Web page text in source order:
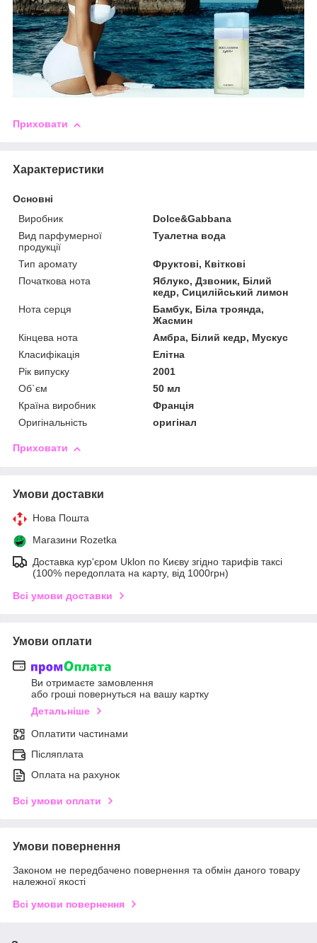
Приховати
Характеристики
Основні
Виробник
Dolce&Gabbana
Вид парфумерної
продукції
Туалетна вода
Тип аромату
Фруктові, Квіткові
Початкова нота
Яблуко, Дзвоник, Білий
кедр, Сицилійський лимон
Нота серця
Бамбук, Біла троянда,
Жасмин
Кінцева нота
Амбра, Білий кедр, Мускус
Класифікація
Елітна
Рік випуску
2001
Об`єм
50 мл
Країна виробник
Франція
Оригінальність
оригінал
Приховати
Умови доставки
Нова Пошта
Магазини Rozetka
Доставка кур'єром Uklon по Києву згідно тарифів таксі
(100% передоплата на карту, від 1000грн)
Всі умови доставки
Умови оплати
Ви отримаєте замовлення
або гроші повернуться на вашу картку
Детальніше
Оплатити частинами
Післяплата
Оплата на рахунок
Всі умови оплати
Умови повернення
Законом не передбачено повернення та обмін даного товару
належної якості
Всі умови повернення